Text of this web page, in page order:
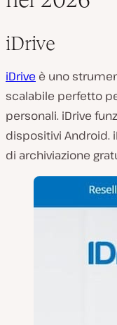
iDrive
iDrive è uno
scalabile perfetto
personali. iDrive
dispositivi Android.
di archiviazione